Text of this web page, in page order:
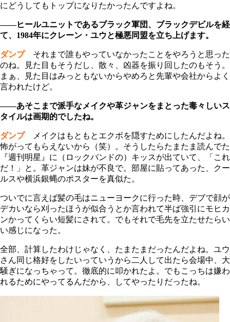
にどうしてもトップになりたかったんですよね。
――ヒールユニットであるブラック軍団、ブラックデビルを経
て、1984年にクレーン・ユウと極悪同盟を立ち上げます。
ダンプそれまで誰もやっていなかったことをやろうと思った
のね。見た目もそうだし、散々、凶器を振り回したのもそう。
まぁ、見た目はみっともないからやめろと先輩や会社からよく
言われたけど。
――あそこまで派手なメイクや革ジャンをまとった毒々しいス
タイルは画期的でしたね。
ダンプメイクはもともとエクボを隠すためにしたんだよね。
怖がってもらえないから（笑）。そうしたらたまたま読んでた
『週刊明星』に（ロックバンドの）キッスが出ていて、「これ
だ！」と。革ジャンは妹が不良で。部屋に貼ってあった、クー
ルスや横浜銀蝿のポスターを真似た。
ついでに言えば髪の毛はニューヨークに行った時、デブで顔が
デカいなら刈ったほうが似合うとか言われて半ば強引にモヒカ
ンかってくらい短髪にされて。でもそれで毛先を立たせたらい
い感じになった。
全部、計算したわけじゃなく、たまたまだったんだよね。ユウ
さん同じ格好をしたいっていうから二人して出たら会場中、大
騒ぎになっちゃって。徹底的に叩かれたよ。でもこっちは嫌わ
れるためにやってるんだから、してやったりだったね。